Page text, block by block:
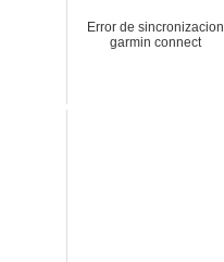
Error de sincronizacion
garmin connect